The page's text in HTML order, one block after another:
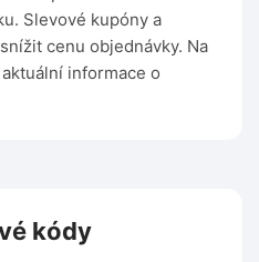
Slevové kupóny a
cenu objednávky. Na
informace o
kódy